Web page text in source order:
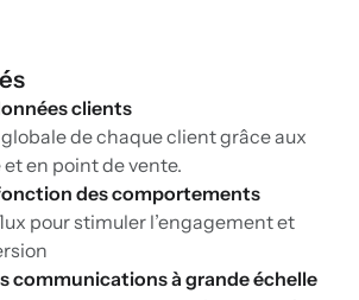
clients
de chaque client grâce aux
en point de vente.
des comportements
pour stimuler l’engagement et
communications à grande échelle